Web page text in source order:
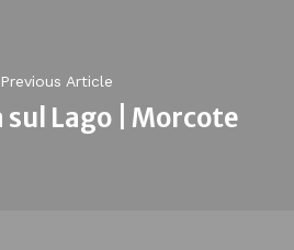
Previous Article
Previous
sul Lago | Morcote